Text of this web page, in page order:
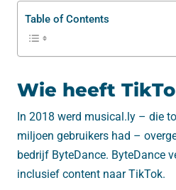
Table of Contents
Wie heeft
In 2018 werd musical.ly – die
miljoen gebruikers had –
bedrijf ByteDance. ByteDance
inclusief content naar TikTok.